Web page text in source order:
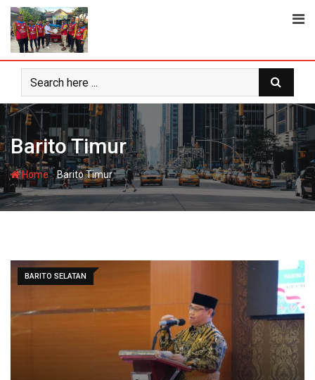
Skip
content
Barito Timur
Home-Barito Timur
BARITO SELATAN